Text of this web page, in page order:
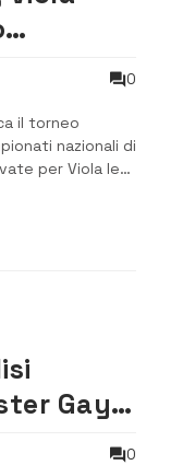
le
0
il torneo
nazionali di
per Viola le
Gay
0